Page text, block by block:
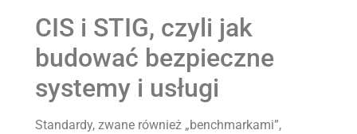
CIS i STIG, czyli jak
budować bezpieczne
systemy i usługi
Standardy, zwane również „benchmarkami”,